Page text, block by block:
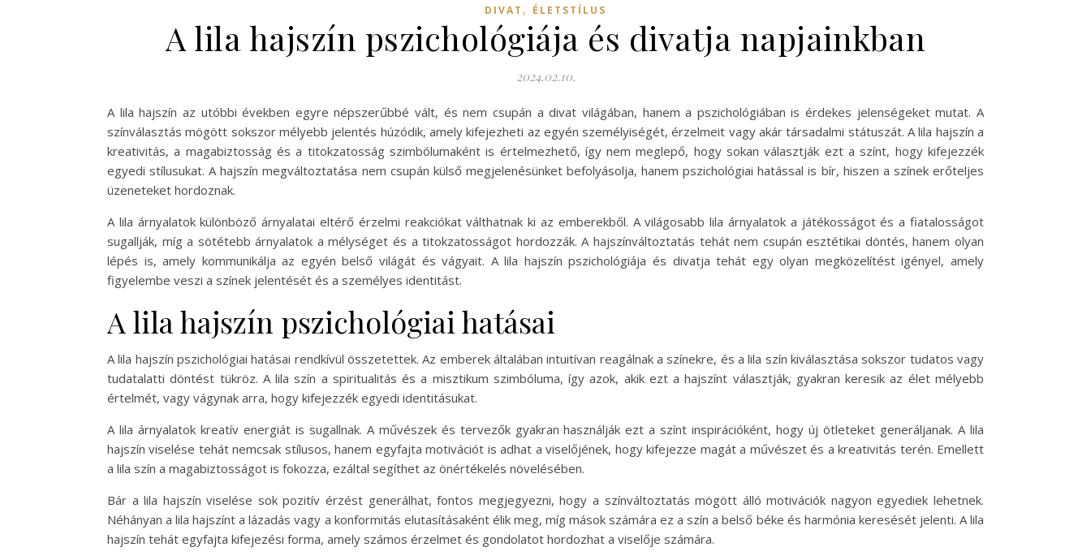
DIVAT , ÉLETSTÍLUS
A lila hajszín pszichológiája és divatja napjainkban
2024.02.10.
A lila hajszín az utóbbi években egyre népszerűbbé vált, és nem csupán a divat világában, hanem a pszichológiában is érdekes jelenségeket mutat. A
színválasztás mögött sokszor mélyebb jelentés húzódik, amely kifejezheti az egyén személyiségét, érzelmeit vagy akár társadalmi státuszát. A lila hajszín a
kreativitás, a magabiztosság és a titokzatosság szimbólumaként is értelmezhető, így nem meglepő, hogy sokan választják ezt a színt, hogy kifejezzék
egyedi stílusukat. A hajszín megváltoztatása nem csupán külső megjelenésünket befolyásolja, hanem pszichológiai hatással is bír, hiszen a színek erőteljes
üzeneteket hordoznak.
A lila árnyalatok különböző árnyalatai eltérő érzelmi reakciókat válthatnak ki az emberekből. A világosabb lila árnyalatok a játékosságot és a fiatalosságot
sugallják, míg a sötétebb árnyalatok a mélységet és a titokzatosságot hordozzák. A hajszínváltoztatás tehát nem csupán esztétikai döntés, hanem olyan
lépés is, amely kommunikálja az egyén belső világát és vágyait. A lila hajszín pszichológiája és divatja tehát egy olyan megközelítést igényel, amely
figyelembe veszi a színek jelentését és a személyes identitást.
A lila hajszín pszichológiai hatásai
A lila hajszín pszichológiai hatásai rendkívül összetettek. Az emberek általában intuitívan reagálnak a színekre, és a lila szín kiválasztása sokszor tudatos vagy
tudatalatti döntést tükröz. A lila szín a spiritualitás és a misztikum szimbóluma, így azok, akik ezt a hajszínt választják, gyakran keresik az élet mélyebb
értelmét, vagy vágynak arra, hogy kifejezzék egyedi identitásukat.
A lila árnyalatok kreatív energiát is sugallnak. A művészek és tervezők gyakran használják ezt a színt inspirációként, hogy új ötleteket generáljanak. A lila
hajszín viselése tehát nemcsak stílusos, hanem egyfajta motivációt is adhat a viselőjének, hogy kifejezze magát a művészet és a kreativitás terén. Emellett
a lila szín a magabiztosságot is fokozza, ezáltal segíthet az önértékelés növelésében.
Bár a lila hajszín viselése sok pozitív érzést generálhat, fontos megjegyezni, hogy a színváltoztatás mögött álló motivációk nagyon egyediek lehetnek.
Néhányan a lila hajszínt a lázadás vagy a konformitás elutasításaként élik meg, míg mások számára ez a szín a belső béke és harmónia keresését jelenti. A lila
hajszín tehát egyfajta kifejezési forma, amely számos érzelmet és gondolatot hordozhat a viselője számára.